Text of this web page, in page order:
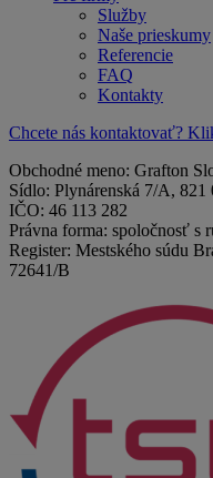
Služby
Naše prieskumy
Referencie
FAQ
Kontakty
Chcete nás kontaktovať?
Obchodné meno: Grafton
Sídlo: Plynárenská 7/A, 821
IČO: 46 113 282
Právna forma: spoločnosť s
Register: Mestského súdu
72641/B